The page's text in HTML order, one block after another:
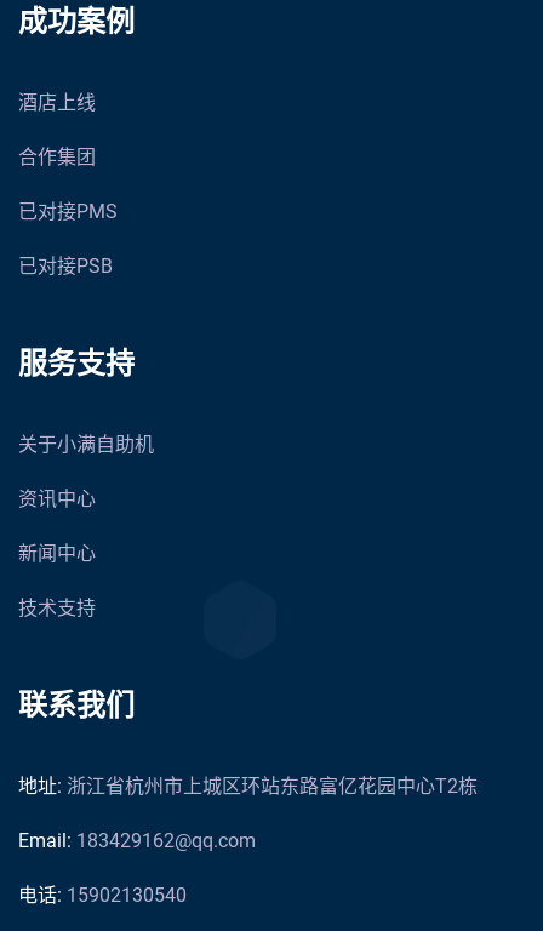
成功案例
酒店上线
合作集团
已对接PMS
已对接PSB
服务支持
关于小满自助机
资讯中心
新闻中心
技术支持
联系我们
地址: 浙江省杭州市上城区环站东路富亿花园中心T2栋
Email: 183429162@qq.com
电话: 15902130540